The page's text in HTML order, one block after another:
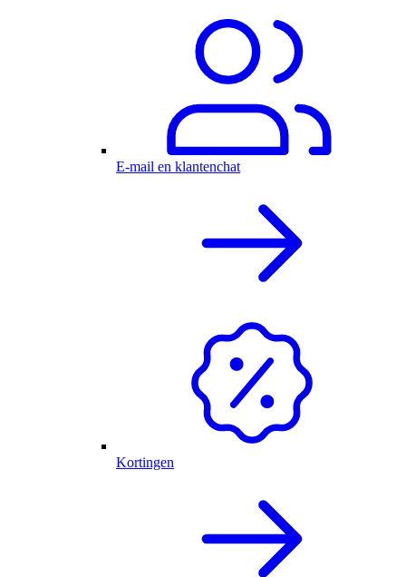
E-mail en klantenchat
Kortingen